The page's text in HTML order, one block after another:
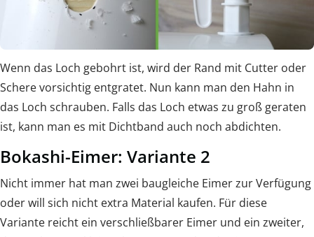
Wenn das Loch gebohrt ist, wird der Rand mit Cutter oder
Schere vorsichtig entgratet. Nun kann man den Hahn in
das Loch schrauben. Falls das Loch etwas zu groß geraten
ist, kann man es mit Dichtband auch noch abdichten.
Bokashi-Eimer: Variante 2
Nicht immer hat man zwei baugleiche Eimer zur Verfügung
oder will sich nicht extra Material kaufen. Für diese
Variante reicht ein verschließbarer Eimer und ein zweiter,